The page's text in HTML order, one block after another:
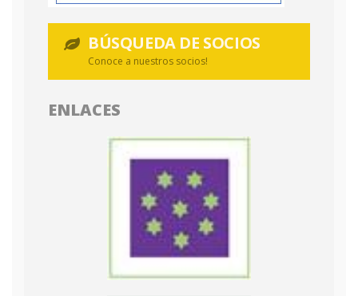
BÚSQUEDA DE SOCIOS
Conoce a nuestros socios!
ENLACES